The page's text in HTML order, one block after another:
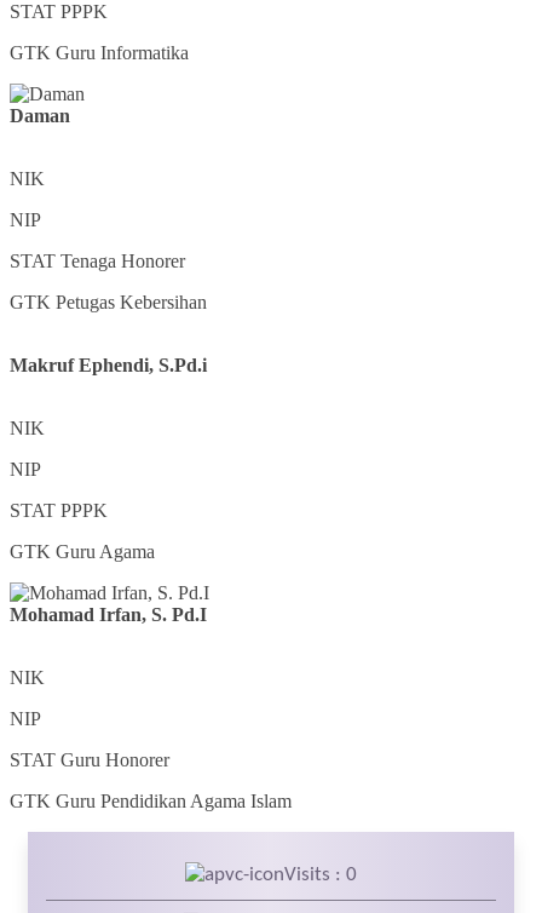
STAT PPPK
GTK Guru Informatika
Daman
NIK
NIP
STAT Tenaga Honorer
GTK Petugas Kebersihan
Makruf Ephendi, S.Pd.i
NIK
NIP
STAT PPPK
GTK Guru Agama
Mohamad Irfan, S. Pd.I
NIK
NIP
STAT Guru Honorer
GTK Guru Pendidikan Agama Islam
Visits : 0